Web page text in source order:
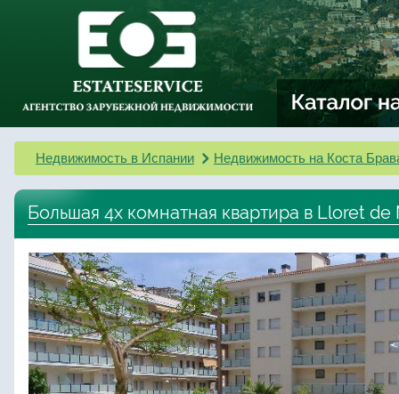
Недвижимость в Испании Недвижимость на Коста
Большая 4х комнатная квартира в Lloret de